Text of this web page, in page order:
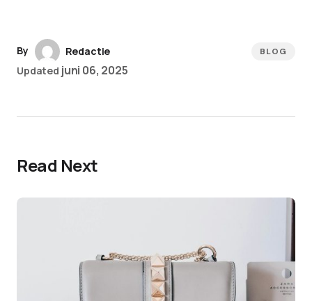
By
Redactie
Updated juni 06, 2025
BLOG
Read Next